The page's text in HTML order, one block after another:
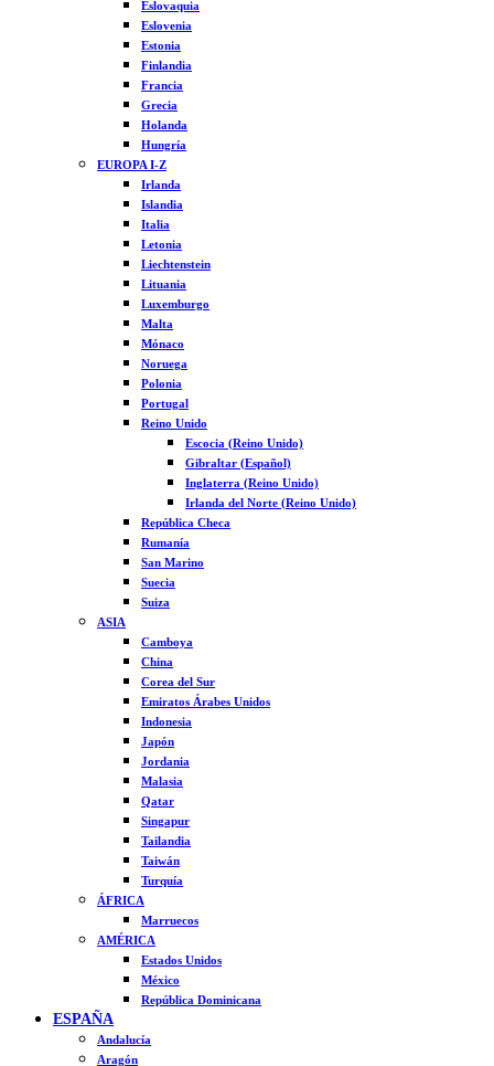
Eslovaquia
Eslovenia
Estonia
Finlandia
Francia
Grecia
Holanda
Hungría
EUROPA I-Z
Irlanda
Islandia
Italia
Letonia
Liechtenstein
Lituania
Luxemburgo
Malta
Mónaco
Noruega
Polonia
Portugal
Reino Unido
Escocia (Reino Unido)
Gibraltar (Español)
Inglaterra (Reino Unido)
Irlanda del Norte (Reino Unido)
República Checa
Rumanía
San Marino
Suecia
Suiza
ASIA
Camboya
China
Corea del Sur
Emiratos Árabes Unidos
Indonesia
Japón
Jordania
Malasia
Qatar
Singapur
Tailandia
Taiwán
Turquía
ÁFRICA
Marruecos
AMÉRICA
Estados Unidos
México
República Dominicana
ESPAÑA
Andalucía
Aragón